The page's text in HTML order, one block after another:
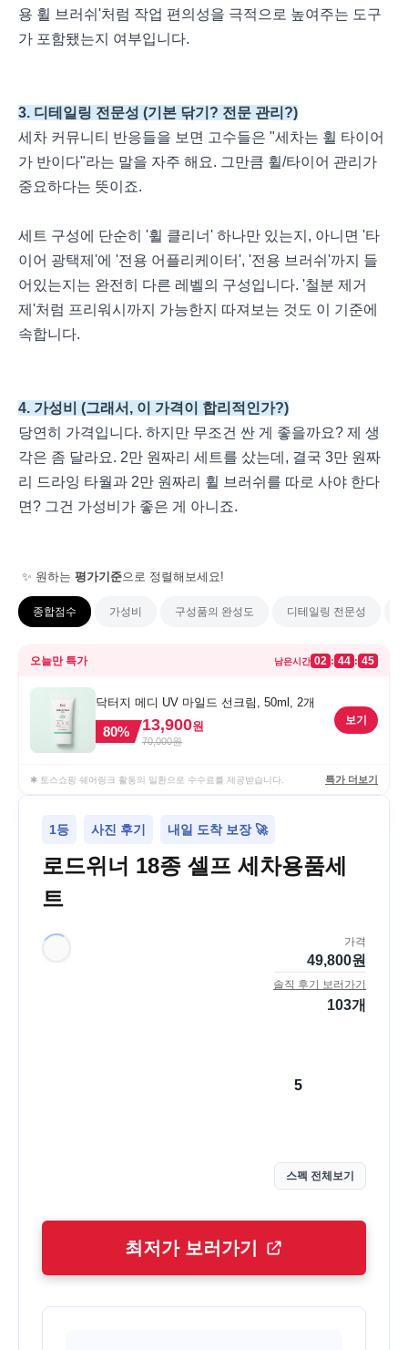
용 휠 브러쉬'처럼 작업 편의성을 극적으로 높여주는 도구
가 포함됐는지 여부입니다.
3. 디테일링 전문성 (기본 닦기? 전문 관리?)
세차 커뮤니티 반응들을 보면 고수들은 "세차는 휠 타이어
가 반이다"라는 말을 자주 해요. 그만큼 휠/타이어 관리가
중요하다는 뜻이죠.
세트 구성에 단순히 '휠 클리너' 하나만 있는지, 아니면 '타
이어 광택제'에 '전용 어플리케이터', '전용 브러쉬'까지 들
어있는지는 완전히 다른 레벨의 구성입니다. '철분 제거
제'처럼 프리워시까지 가능한지 따져보는 것도 이 기준에
속합니다.
4. 가성비 (그래서, 이 가격이 합리적인가?)
당연히 가격입니다. 하지만 무조건 싼 게 좋을까요? 제 생
각은 좀 달라요. 2만 원짜리 세트를 샀는데, 결국 3만 원짜
리 드라잉 타월과 2만 원짜리 휠 브러쉬를 따로 사야 한다
면? 그건 가성비가 좋은 게 아니죠.
✨ 원하는 평가기준으로 정렬해보세요!
종합점수 가성비 구성품의 완성도 디테일링 전문성
오늘만 특가 남은시간 02 : 44 : 45
닥터지 메디 UV 마일드 선크림, 50ml, 2개
80% 13,900원
70,000원
보기
✱ 토스쇼핑 쉐어링크 활동의 일환으로 수수료를 제공받습니다. 특가 더보기
1등 사진 후기 내일 도착 보장 🚀
로드위너 18종 셀프 세차용품세
트
가격
49,800원
솔직 후기 보러가기
103개
5
스펙 전체보기
최저가 보러가기